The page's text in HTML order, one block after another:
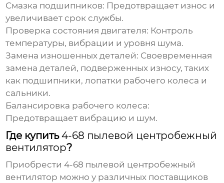
Смазка подшипников: Предотвращает износ и
увеличивает срок службы.
Проверка состояния двигателя: Контроль
температуры, вибрации и уровня шума.
Замена изношенных деталей: Своевременная
замена деталей, подверженных износу, таких
как подшипники, лопатки рабочего колеса и
сальники.
Балансировка рабочего колеса:
Предотвращает вибрацию и шум.
Где купить4-68 пылевой центробежный
вентилятор?
Приобрести4-68 пылевой центробежный
вентилятор можно у различных поставщиков